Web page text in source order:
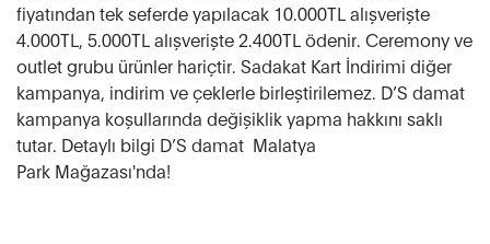
fiyatından tek seferde yapılacak 10.000TL alışverişte
4.000TL, 5.000TL alışverişte 2.400TL ödenir. Ceremony ve
outlet grubu ürünler hariçtir. Sadakat Kart İndirimi diğer
kampanya, indirim ve çeklerle birleştirilemez. D’S damat
kampanya koşullarında değişiklik yapma hakkını saklı
tutar. Detaylı bilgi D’S damat Malatya
Park Mağazası'nda!